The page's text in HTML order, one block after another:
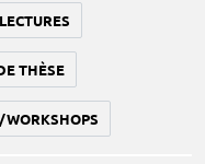
THÈSE
WORKSHOPS